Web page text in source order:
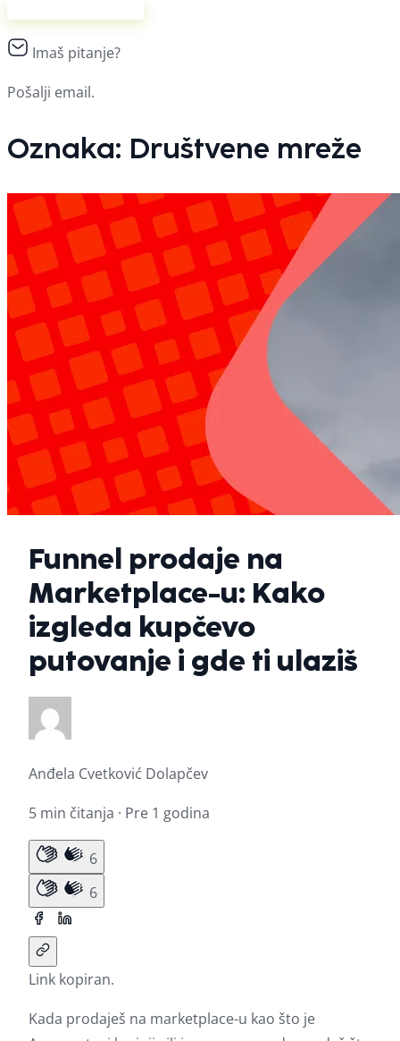
Imaš pitanje?
Pošalji email.
Oznaka: Društvene mreže
Funnel prodaje na
Marketplace-u: Kako
izgleda kupčevo
putovanje i gde ti ulaziš
Anđela Cvetković Dolapčev
5 min čitanja · Pre 1 godina
6
6
Link kopiran.
Kada prodaješ na marketplace-u kao što je